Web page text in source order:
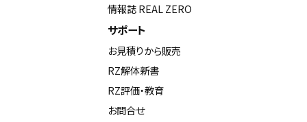
情報誌 REAL ZERO
サポート
お見積りから販売
RZ解体新書
RZ評価・教育
お問合せ